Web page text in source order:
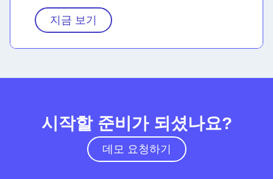
지금 보기
시작할 준비가 되셨나요?
데모 요청하기